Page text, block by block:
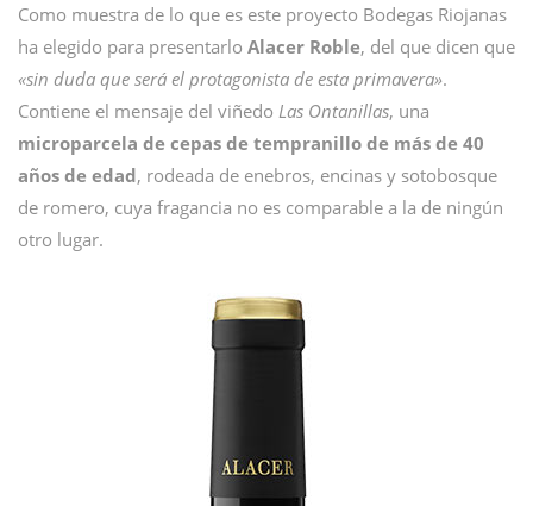
Como muestra de lo que es este proyecto Bodegas Riojanas
ha elegido para presentarlo Alacer Roble, del que dicen que
«sin duda que será el protagonista de esta primavera».
Contiene el mensaje del viñedo Las Ontanillas, una
microparcela de cepas de tempranillo de más de 40
años de edad, rodeada de enebros, encinas y sotobosque
de romero, cuya fragancia no es comparable a la de ningún
otro lugar.